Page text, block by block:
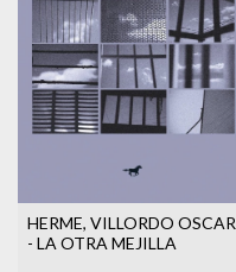
HERME, VILLORDO OSCAR
- LA OTRA MEJILLA